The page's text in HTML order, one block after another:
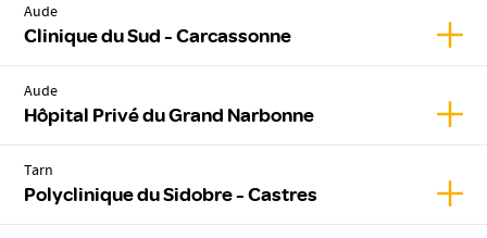
Aude
Clinique du Sud - Carcassonne
Aude
Hôpital Privé du Grand Narbonne
Tarn
Polyclinique du Sidobre - Castres